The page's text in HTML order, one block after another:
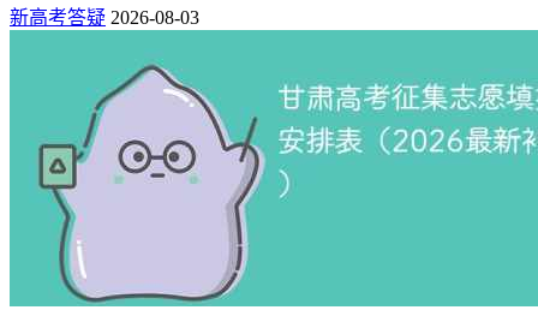
新高考答疑 2026-08-03